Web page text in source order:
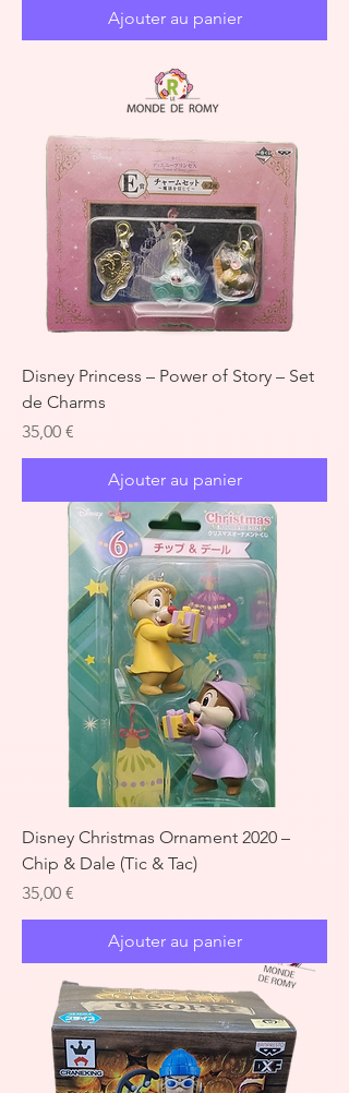
Ajouter au panier
Disney Princess – Power of Story – Set
de Charms
Prix
35,00 €
Ajouter au panier
Disney Christmas Ornament 2020 –
Chip & Dale (Tic & Tac)
Prix
35,00 €
Ajouter au panier